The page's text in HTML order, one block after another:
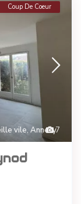
7
vile,Annecy
Coup De Coeur